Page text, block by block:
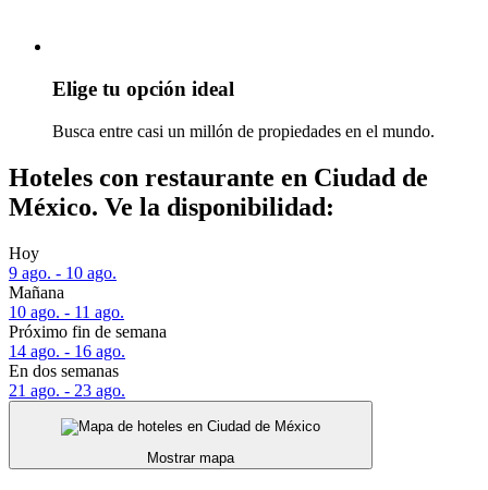
Elige tu opción ideal
Busca entre casi un millón de propiedades en el mundo.
Hoteles con restaurante en Ciudad de
México. Ve la disponibilidad:
Hoy
9 ago. - 10 ago.
Mañana
10 ago. - 11 ago.
Próximo fin de semana
14 ago. - 16 ago.
En dos semanas
21 ago. - 23 ago.
Mostrar mapa